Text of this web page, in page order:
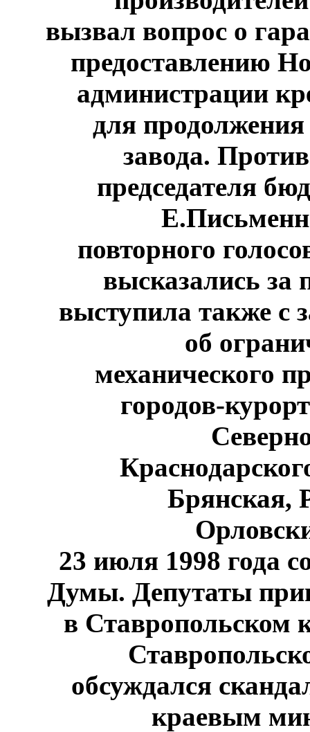
вызвал вопрос о
предоставлению
администрации
для продолжения
завода.
председателя
повторного
высказались за
выступила также с
об
механического
городов-
Брянская,
23 июля 1998 года
Думы. Депутаты
в Ставропольском
обсуждался
краевым